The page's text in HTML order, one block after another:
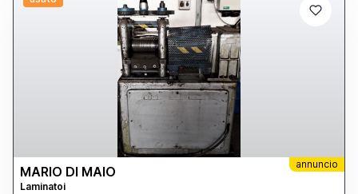
annuncio
MARIO DI MAIO
Laminatoi